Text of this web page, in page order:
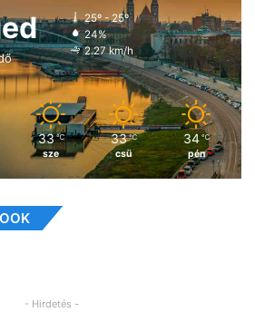
25º - 25º
24%
2.27 km/h
33 ℃
sze
33 ℃
csü
34 ℃
pén
- Hirdetés -